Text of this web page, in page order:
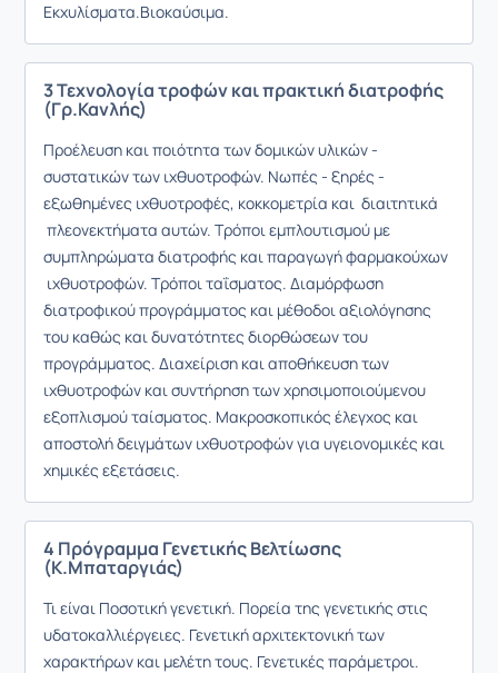
Εκχυλίσματα.Βιοκαύσιμα.
3 Τεχνολογία τροφών και πρακτική διατροφής
(Γρ.Κανλής)
Προέλευση και ποιότητα των δομικών υλικών -
συστατικών των ιχθυοτροφών. Νωπές - ξηρές -
εξωθημένες ιχθυοτροφές, κοκκομετρία και διαιτητικά
πλεονεκτήματα αυτών. Τρόποι εμπλουτισμού με
συμπληρώματα διατροφής και παραγωγή φαρμακούχων
ιχθυοτροφών. Τρόποι ταΐσματος. Διαμόρφωση
διατροφικού προγράμματος και μέθοδοι αξιολόγησης
του καθώς και δυνατότητες διορθώσεων του
προγράμματος. Διαχείριση και αποθήκευση των
ιχθυοτροφών και συντήρηση των χρησιμοποιούμενου
εξοπλισμού ταίσματος. Μακροσκοπικός έλεγχος και
αποστολή δειγμάτων ιχθυοτροφών για υγειονομικές και
χημικές εξετάσεις.
4 Πρόγραμμα Γενετικής Βελτίωσης
(Κ.Μπαταργιάς)
Τι είναι Ποσοτική γενετική. Πορεία της γενετικής στις
υδατοκαλλιέργειες. Γενετική αρχιτεκτονική των
χαρακτήρων και μελέτη τους. Γενετικές παράμετροι.